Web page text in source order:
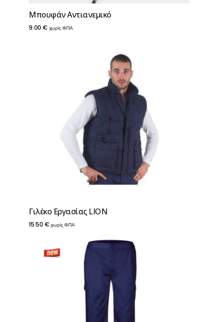
Μπουφάν Αντιανεμικό
9.00 € χωρίς ΦΠΑ
Γιλέκο Εργασίας LION
15.50 € χωρίς ΦΠΑ